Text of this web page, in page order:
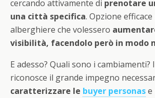
cercando attivamente di prenotare
una città specifica. Opzione
alberghiere che volessero
visibilità, facendolo però in modo
E adesso? Quali sono i cambiamenti?
riconosce il grande impegno
caratterizzare le buyer personase